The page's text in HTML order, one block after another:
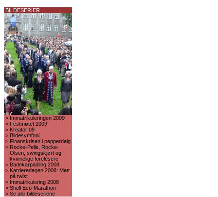
BILDESERIER
> Immatrikuleringen 2009
> Festmøtet 2009
> Kreator 09
> Bildesymfoni
> Finanskrisen i pepperdeig
> Rocke-Pelle, Rocke-
Olsen, swingskjørt og
kvinnelige forelesere
> Badekarpadling 2008
> Karrieredagen 2008: Mett
på twist
> Immatrikulering 2008
> Shell Eco-Marathon
> Se alle bildeseriene